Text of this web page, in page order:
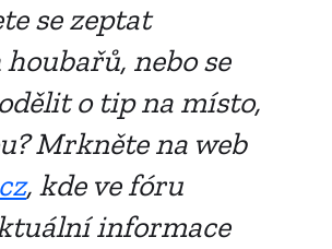
se zeptat
nebo se
o tip na místo,
Mrkněte na web
, kde ve fóru
informace